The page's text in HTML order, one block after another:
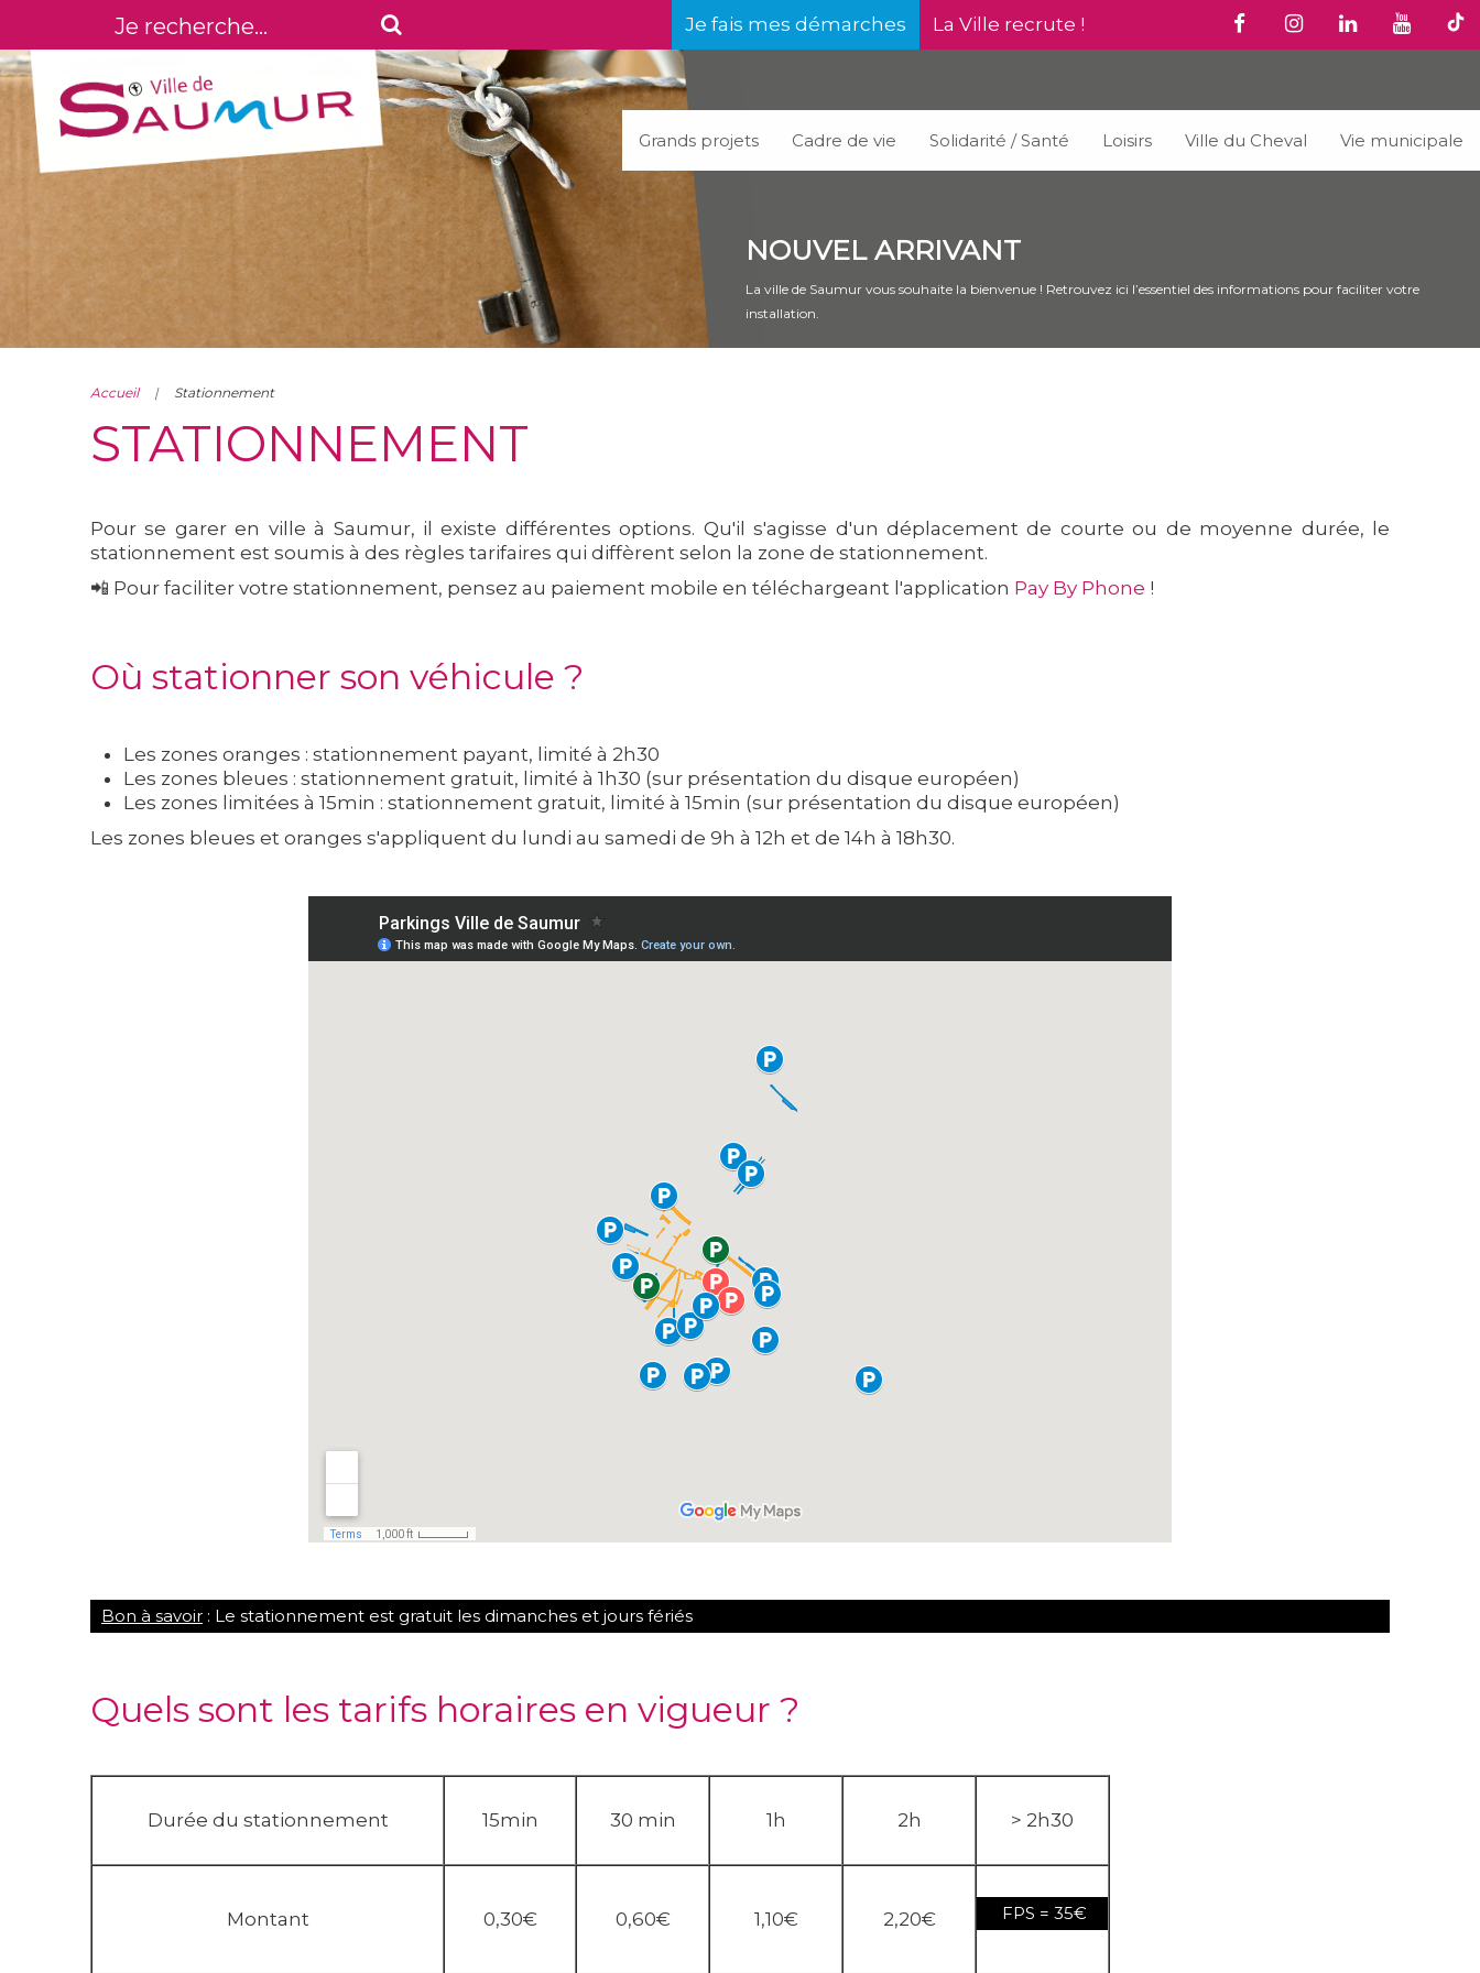
Je fais mes démarches La Ville recrute !
Grands projets Cadre de vie Solidarité / Santé Loisirs Ville du Cheval Vie municipale
NOUVEL ARRIVANT
La ville de Saumur vous souhaite la bienvenue ! Retrouvez ici l’essentiel des informations pour faciliter votre
installation.
Accueil Stationnement
STATIONNEMENT
Pour se garer en ville à Saumur, il existe différentes options. Qu'il s'agisse d'un déplacement de courte ou de moyenne durée, le
stationnement est soumis à des règles tarifaires qui diffèrent selon la zone de stationnement.
📲 Pour faciliter votre stationnement, pensez au paiement mobile en téléchargeant l'application Pay By Phone !
Où stationner son véhicule ?
Les zones oranges : stationnement payant, limité à 2h30
Les zones bleues : stationnement gratuit, limité à 1h30 (sur présentation du disque européen)
Les zones limitées à 15min : stationnement gratuit, limité à 15min (sur présentation du disque européen)
Les zones bleues et oranges s'appliquent du lundi au samedi de 9h à 12h et de 14h à 18h30.
Bon à savoir : Le stationnement est gratuit les dimanches et jours fériés
Quels sont les tarifs horaires en vigueur ?
Durée du stationnement 15min 30 min 1h 2h > 2h30
Montant 0,30€ 0,60€ 1,10€ 2,20€ FPS = 35€